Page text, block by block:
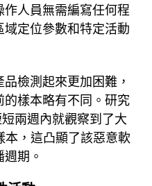
人員無需編寫任何程
定位參數和特定活動
檢測起來更加困難，
的樣本略有不同。研究
兩週內就觀察到了大
本，這凸顯了該惡意軟
期。